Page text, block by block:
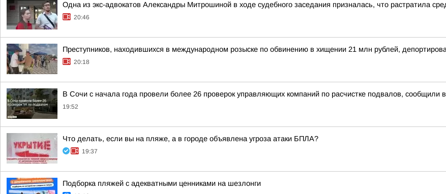
Одна из экс-адвокатов Александры Митрошиной в ходе судебного заседания призналась, что растратила
20:46
Преступников, находившихся в международном розыске по обвинению в хищении 21 млн рублей,
20:18
В Сочи с начала года провели более 26 проверок управляющих компаний по расчистке подвалов, сообщили
19:52
Что делать, если вы на пляже, а в городе объявлена угроза атаки БПЛА?
19:37
Подборка пляжей с адекватными ценниками на шезлонги